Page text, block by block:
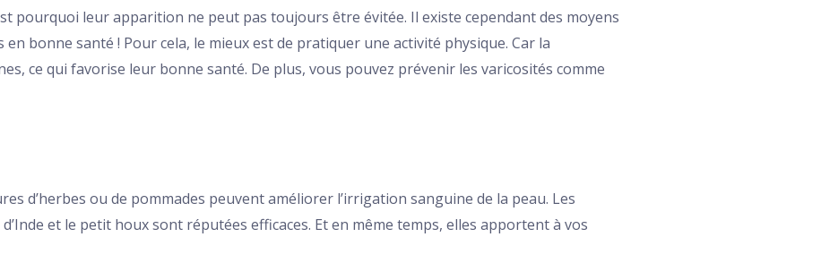
pourquoi leur apparition ne peut pas toujours être évitée. Il existe cependant des moyens
bonne santé ! Pour cela, le mieux est de pratiquer une activité physique. Car la
ce qui favorise leur bonne santé. De plus, vous pouvez prévenir les varicosités comme
d’herbes ou de pommades peuvent améliorer l’irrigation sanguine de la peau. Les
et le petit houx sont réputées efficaces. Et en même temps, elles apportent à vos